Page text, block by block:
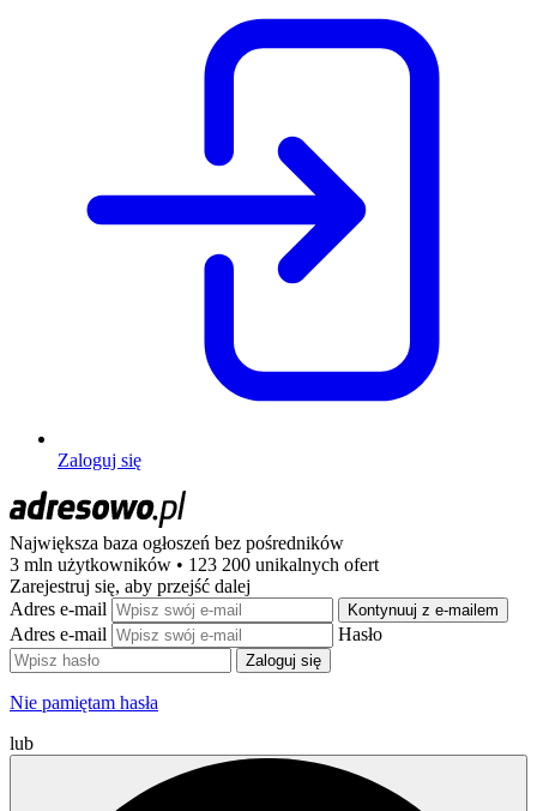
Zaloguj się
Największa baza ogłoszeń bez pośredników
3 mln użytkowników • 123 200 unikalnych ofert
Zarejestruj się, aby przejść dalej
Adres e-mail
Kontynuuj z e-mailem
Adres e-mail Hasło
Zaloguj się
Nie pamiętam hasła
lub